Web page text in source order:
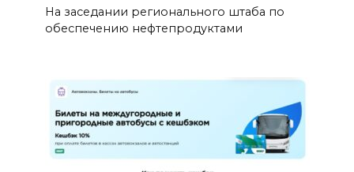
На заседании регионального штаба по
обеспечению нефтепродуктами